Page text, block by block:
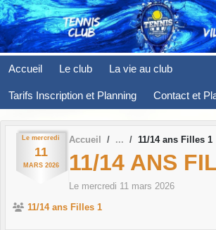
Accueil Le club La vie au club
Tarifs Inscription et Planning Contact et
Le mercredi
11
MARS 2026
Accueil 11/14 ans Filles 1
11/14 ANS
Le mercredi 11 mars 2026
11/14 ans Filles 1
Panneau de gestion des cookies